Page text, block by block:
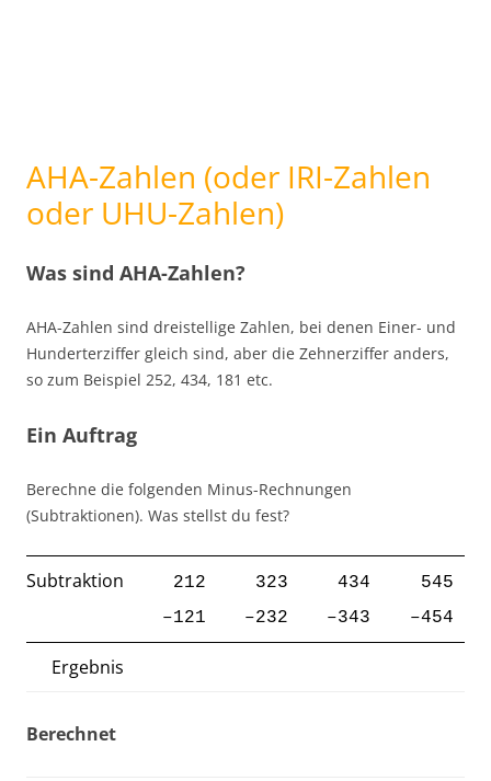
AHA-Zahlen (oder IRI-Zahlen
oder UHU-Zahlen)
Was sind AHA-Zahlen?
AHA-Zahlen sind dreistellige Zahlen, bei denen Einer- und
Hunderterziffer gleich sind, aber die Zehnerziffer anders,
so zum Beispiel 252, 434, 181 etc.
Ein Auftrag
Berechne die folgenden Minus-Rechnungen
(Subtraktionen). Was stellst du fest?
Subtraktion
212
–121
323
–232
434
–343
545
–454
Ergebnis
Berechnet